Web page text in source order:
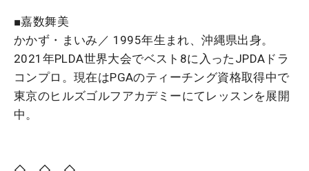
■嘉数舞美
かかず・まいみ／ 1995年生まれ、沖縄県出身。
2021年PLDA世界大会でベスト8に入ったJPDAドラ
コンプロ。現在はPGAのティーチング資格取得中で
東京のヒルズゴルフアカデミーにてレッスンを展開
中。